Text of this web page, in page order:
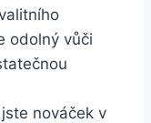
odolný vůči​
nováček v